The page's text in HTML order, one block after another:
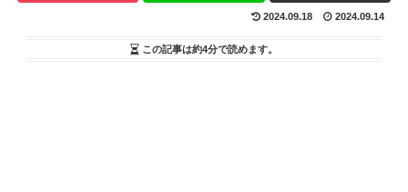
2024.09.18 2024.09.14
この記事は約4分で読めます。